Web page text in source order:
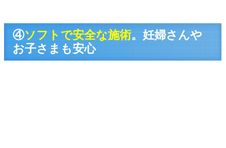
④ソフトで安全な施術。妊婦さんや
お子さまも安心